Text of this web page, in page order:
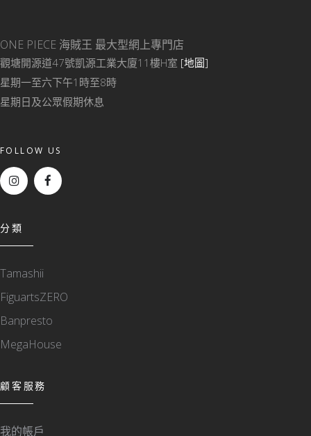
ONE PIECE 海賊王 最大型網上專門店
觀塘開源道47號凱源工業大廈11樓H室 [地圖]
星期一至六下午1時至8時
星期日及公眾假期休息
FOLLOW US
分類
Tamashii
FiguartsZERO
Banpresto
MegaHouse
顧客服務
我的帳戶